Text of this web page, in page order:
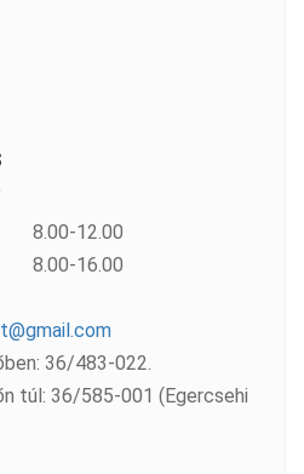
8.00-12.00
8.00-16.00
36/483-022.
túl: 36/585-001 (Egercsehi